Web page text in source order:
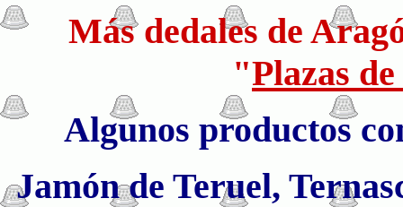
Más dedales de
"Plazas
Algunos productos
Jamón de Teruel,